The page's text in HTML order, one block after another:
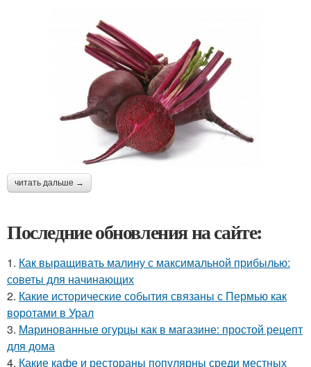
читать дальше →
Последние обновления на сайте:
1. Как выращивать малину с максимальной прибылью:
советы для начинающих
2. Какие исторические события связаны с Пермью как
воротами в Урал
3. Маринованные огурцы как в магазине: простой рецепт
для дома
4. Какие кафе и рестораны популярны среди местных